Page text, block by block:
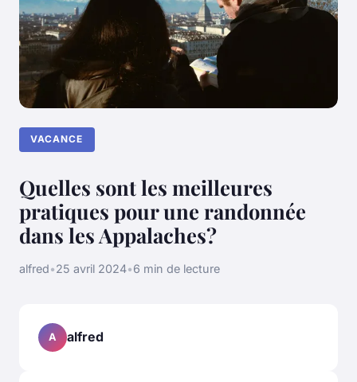
VACANCE
Quelles sont les meilleures
pratiques pour une randonnée
dans les Appalaches?
alfred•25 avril 2024•6 min de lecture
A alfred